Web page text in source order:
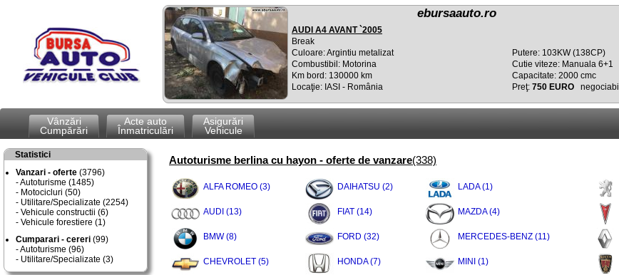
ebursaauto.ro
AUDI A4 AVANT `2005
Break
Culoare: Argintiu metalizat
Combustibil: Motorina
Km bord: 130000 km
Locaţie: IASI - România
Putere: 103KW (138CP)
Cutie viteze: Manuala 6+1
Capacitate: 2000 cmc
Preţ: 750 EURO negociabil
Vânzări
Cumpărări
Acte auto
Înmatriculări
Asigurări
Vehicule
Statistici
Vanzari - oferte (3796)
Autoturisme (1485)
Motocicluri (50)
Utilitare/Specializate (2254)
Vehicule constructii (6)
Vehicule forestiere (1)
Cumparari - cereri (99)
Autoturisme (96)
Utilitare/Specializate (3)
Autoturisme berlina cu hayon - oferte de vanzare(338)
ALFA ROMEO (3)
AUDI (13)
BMW (8)
CHEVROLET (5)
DAIHATSU (2)
FIAT (14)
FORD (32)
HONDA (7)
LADA (1)
MAZDA (4)
MERCEDES-BENZ (11)
MINI (1)